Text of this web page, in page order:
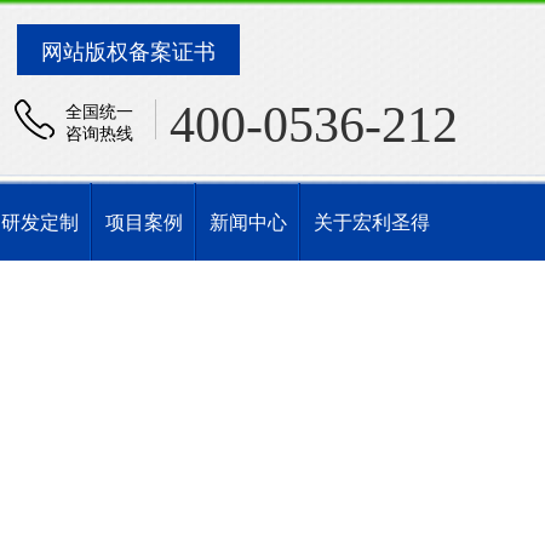
网站版权备案证书
全国统一
咨询热线
400-0536-212
研发定制 项目案例 新闻中心 关于宏利圣得